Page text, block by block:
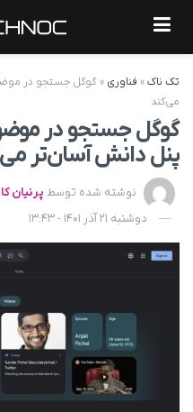
تک ناک» فناوری » گوگل جستجو در
می‌کند
گوگل جستجو در
پنل دانش آسان‌تر
نوشته شده توسط پرنیان
دوشنبه 21 آذر 1401 - 13:43